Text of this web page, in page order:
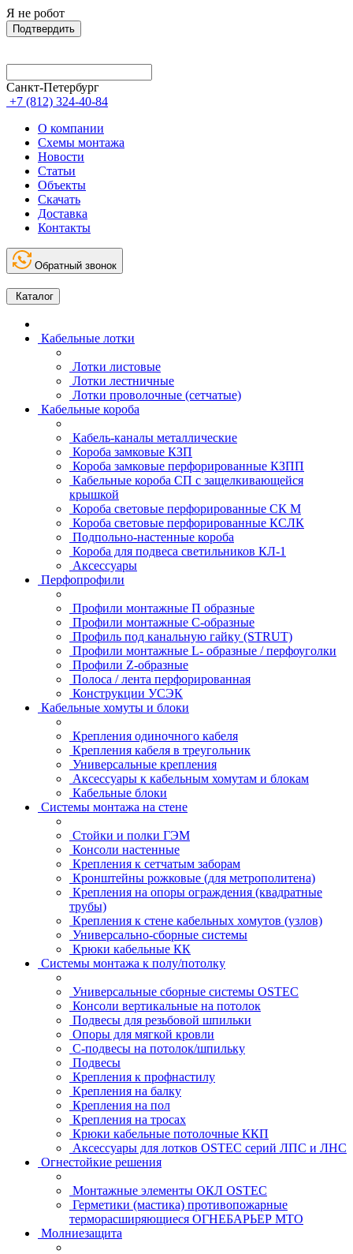
Я не робот
Подтвердить
Санкт-Петербург
+7 (812) 324-40-84
О компании
Схемы монтажа
Новости
Статьи
Объекты
Скачать
Доставка
Контакты
Обратный звонок
Каталог
Кабельные лотки
Лотки листовые
Лотки лестничные
Лотки проволочные (сетчатые)
Кабельные короба
Кабель-каналы металлические
Короба замковые КЗП
Короба замковые перфорированные КЗПП
Кабельные короба СП с защелкивающейся
крышкой
Короба световые перфорированные СК М
Короба световые перфорированные КСЛК
Подпольно-настенные короба
Короба для подвеса светильников КЛ-1
Аксессуары
Перфопрофили
Профили монтажные П образные
Профили монтажные C-образные
Профиль под канальную гайку (STRUT)
Профили монтажные L- образные / перфоуголки
Профили Z-образные
Полоса / лента перфорированная
Конструкции УСЭК
Кабельные хомуты и блоки
Крепления одиночного кабеля
Крепления кабеля в треугольник
Универсальные крепления
Аксессуары к кабельным хомутам и блокам
Кабельные блоки
Системы монтажа на стене
Стойки и полки ГЭМ
Консоли настенные
Крепления к сетчатым заборам
Кронштейны рожковые (для метрополитена)
Крепления на опоры ограждения (квадратные
трубы)
Крепления к стене кабельных хомутов (узлов)
Универсально-сборные системы
Крюки кабельные КК
Системы монтажа к полу/потолку
Универсальные сборные системы OSTEC
Консоли вертикальные на потолок
Подвесы для резьбовой шпильки
Опоры для мягкой кровли
С-подвесы на потолок/шпильку
Подвесы
Крепления к профнастилу
Крепления на балку
Крепления на пол
Крепления на тросах
Крюки кабельные потолочные ККП
Аксессуары для лотков OSTEC серий ЛПС и ЛНС
Огнестойкие решения
Монтажные элементы ОКЛ OSTEC
Герметики (мастика) противопожарные
терморасширяющиеся ОГНЕБАРЬЕР МТО
Молниезащита